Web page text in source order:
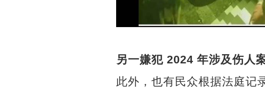
另一嫌犯 2024 年涉及伤人
此外，也有民众根据法庭